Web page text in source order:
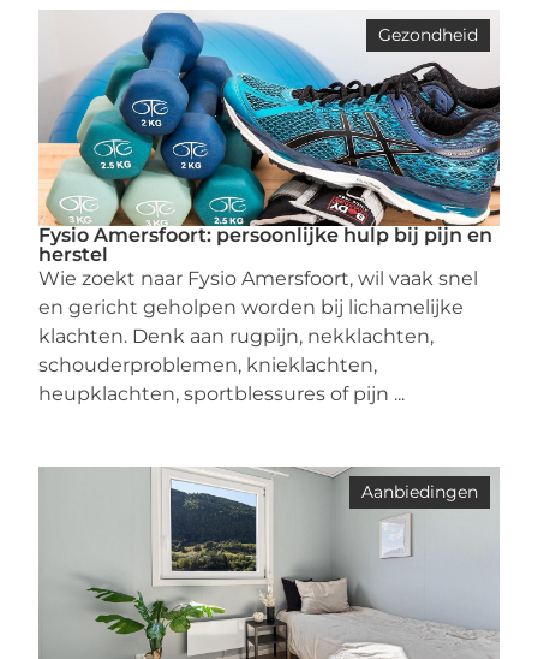
Gezondheid
Fysio Amersfoort: persoonlijke hulp bij pijn en
herstel
Wie zoekt naar Fysio Amersfoort, wil vaak snel
en gericht geholpen worden bij lichamelijke
klachten. Denk aan rugpijn, nekklachten,
schouderproblemen, knieklachten,
heupklachten, sportblessures of pijn ...
Aanbiedingen